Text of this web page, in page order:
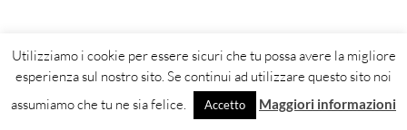
Copyright 2019 | Royal Cosmetic
Utilizziamo i cookie per essere sicuri che tu possa avere la migliore
esperienza sul nostro sito. Se continui ad utilizzare questo sito noi
assumiamo che tu ne sia felice.
Accetto Maggiori informazioni